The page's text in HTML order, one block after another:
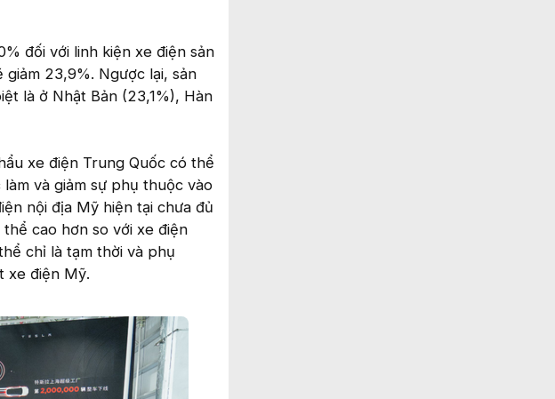
đối với linh kiện xe điện sản
23,9%. Ngược lại, sản
là ở Nhật Bản (23,1%), Hàn
xe điện Trung Quốc có thể
và giảm sự phụ thuộc vào
nội địa Mỹ hiện tại chưa đủ
cao hơn so với xe điện
chỉ là tạm thời và phụ
xe điện Mỹ.